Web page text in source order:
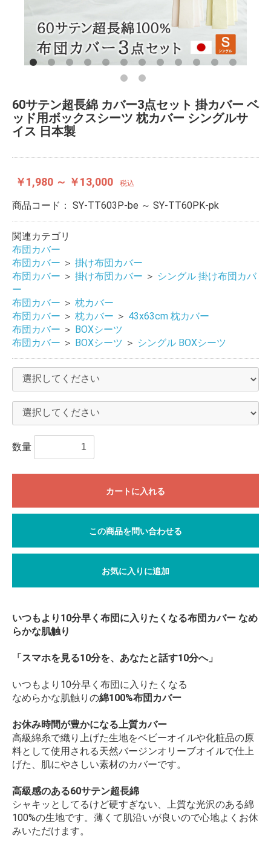
60サテン超長綿 カバー3点セット 掛カバー ベ
ッド用ボックスシーツ 枕カバー シングルサ
イス 日本製
￥1,980 ～ ￥13,000 税込
商品コード： SY-TT603P-be ～ SY-TT60PK-pk
関連カテゴリ
布団カバー
布団カバー ＞ 掛け布団カバー
布団カバー ＞ 掛け布団カバー ＞ シングル 掛け布団カバ
ー
布団カバー ＞ 枕カバー
布団カバー ＞ 枕カバー ＞ 43x63cm 枕カバー
布団カバー ＞ BOXシーツ
布団カバー ＞ BOXシーツ ＞ シングル BOXシーツ
数量
カートに入れる
この商品を問い合わせる
お気に入りに追加
いつもより10分早く布団に入りたくなる布団カバー なめ
らかな肌触り
「スマホを見る10分を、あなたと話す10分へ」
いつもより10分早く布団に入りたくなる
なめらかな肌触りの綿100%布団カバー
お休み時間が豊かになる上質カバー
高級綿糸で織り上げた生地をベビーオイルや化粧品の原
料として使用される天然バージンオリーブオイルで仕上
げた、肌にやさしい素材のカバーです。
高級感のある60サテン超長綿
シャキッとしてるけど硬すぎない、上質な光沢のある綿
100%の生地です。薄くて肌沿いが良いので心地よくお休
みいただけます。